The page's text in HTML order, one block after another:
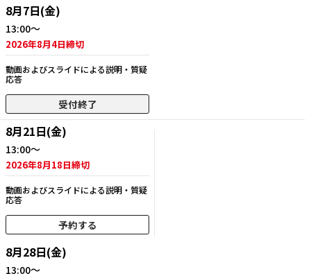
8月7日(金)
13:00～
2026年8月4日締切
動画およびスライドによる説明・質疑
応答
受付終了
8月21日(金)
13:00～
2026年8月18日締切
動画およびスライドによる説明・質疑
応答
予約する
8月28日(金)
13:00～